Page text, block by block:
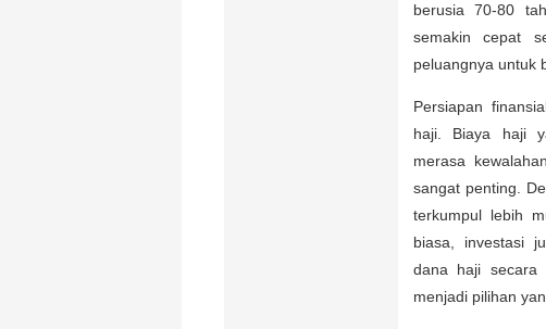
berusia 70-80
semakin cepat
peluangnya untuk
Persiapan
haji. Biaya haji
merasa
sangat penting.
terkumpul lebih
biasa, investasi
dana haji secara
menjadi pilihan